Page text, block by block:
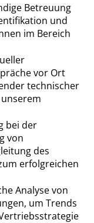
Betreuung
und
im Bereich
vor Ort
technischer
bei der
von
des
erfolgreichen
Analyse von
um Trends